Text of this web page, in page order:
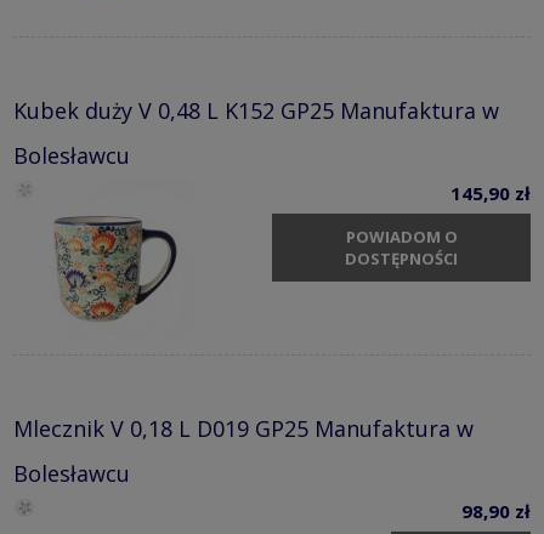
Kubek duży V 0,48 L K152 GP25 Manufaktura w
Bolesławcu
145,90 zł
POWIADOM O
DOSTĘPNOŚCI
Mlecznik V 0,18 L D019 GP25 Manufaktura w
Bolesławcu
98,90 zł